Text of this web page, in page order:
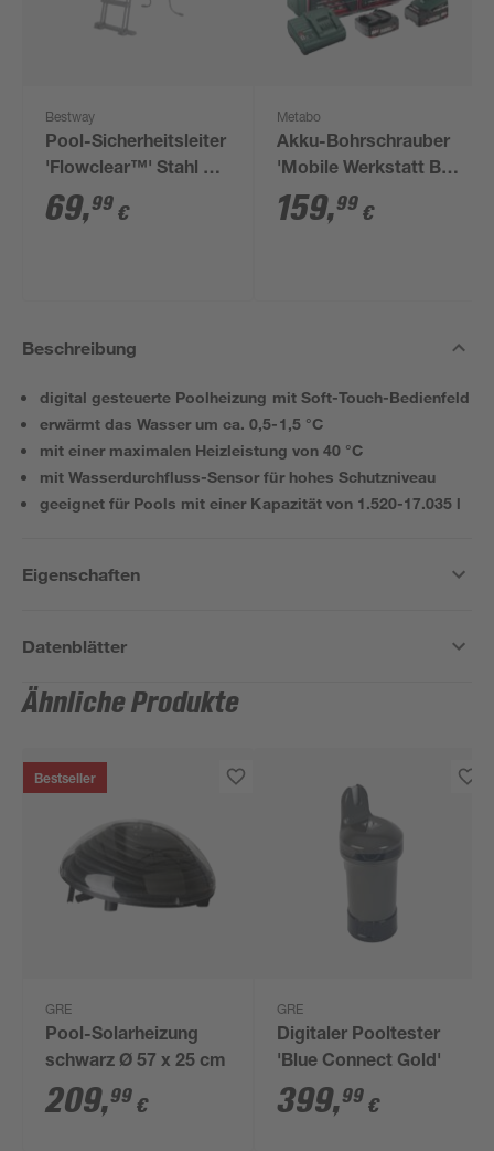
Bestway
Pool-Sicherheitsleiter
'Flowclear™' Stahl 2 x
3 Stufen, 107 cm
69,99 €
Metabo
Akku-Bohrschrauber
'Mobile Werkstatt BS
18 V' inkl. 2 Akkus,
Ladegerät und Koffer
159,99 €
Beschreibung
digital gesteuerte Poolheizung mit Soft-Touch-Bedienfeld
erwärmt das Wasser um ca. 0,5-1,5 °C
mit einer maximalen Heizleistung von 40 °C
mit Wasserdurchfluss-Sensor für hohes Schutzniveau
geeignet für Pools mit einer Kapazität von 1.520-17.035 l
Eigenschaften
Datenblätter
Ähnliche Produkte
Bestseller
GRE
Pool-Solarheizung
schwarz Ø 57 x 25 cm
209,99 €
GRE
Digitaler Pooltester
'Blue Connect Gold'
399,99 €